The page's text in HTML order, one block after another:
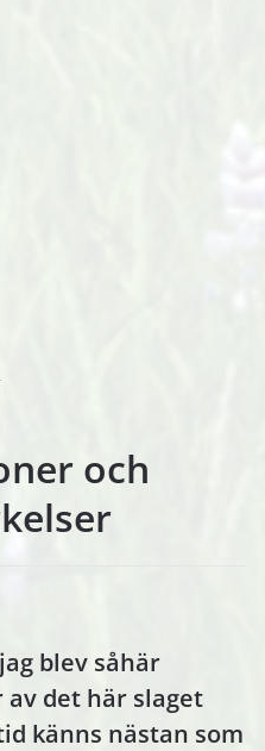
och
blev såhär
det här slaget
känns nästan som